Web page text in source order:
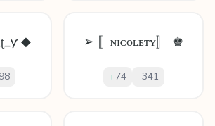
◆ ➢ 〚ɴɪᴄᴏʟᴇᴛʏ〛 ♚
+74 -341